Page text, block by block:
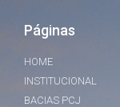
Páginas
HOME
INSTITUCIONAL
BACIAS PCJ